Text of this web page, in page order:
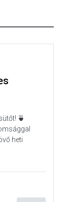
🍵
heti